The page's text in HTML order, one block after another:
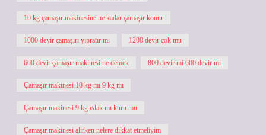
10 kg çamaşır makinesine ne kadar çamaşır konur
1000 devir çamaşırı yıpratır mı 1200 devir çok mu
600 devir çamaşır makinesi ne demek 800 devir mi 600 devir mi
Çamaşır makinesi 10 kg mı 9 kg mı
Çamaşır makinesi 9 kg ıslak mı kuru mu
Çamaşır makinesi alırken nelere dikkat etmeliyim